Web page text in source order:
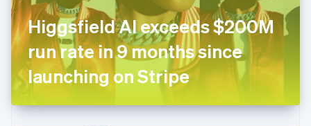
Higgsfield AI exceeds $200M
run rate in 9 months since
launching on Stripe
Danemark
English
Émirats arabes unis
English
Espagne
EspañolEnglish
English